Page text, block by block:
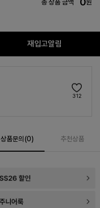
총 상품 금액 원
재입고알림
312
상품문의(0) 추천상품